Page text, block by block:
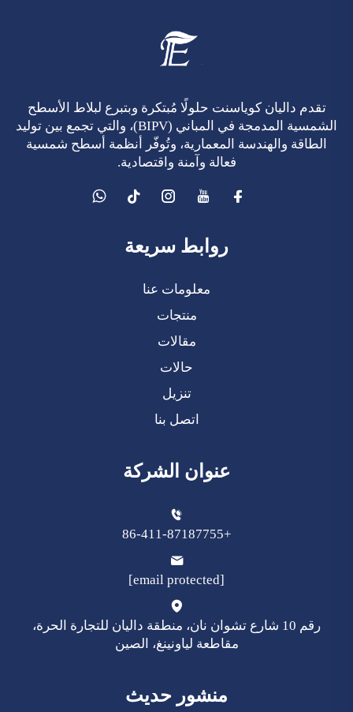
تقدم داليان كوياسنت حلولًا مُبتكرة وبتبرع لبلاط الأسطح
الشمسية المدمجة في المباني (BIPV)، والتي تجمع بين توليد
الطاقة والهندسة المعمارية، وتُوفّر أنظمة أسطح شمسية
فعالة وآمنة واقتصادية.
روابط سريعة
معلومات عنا
منتجات
مقالات
حالات
تنزيل
اتصل بنا
عنوان الشركة
+86-411-87187755
[email protected]
رقم 10 شارع تشوان نان، منطقة داليان للتجارة الحرة،
مقاطعة لياونينغ، الصين
منشور حديث